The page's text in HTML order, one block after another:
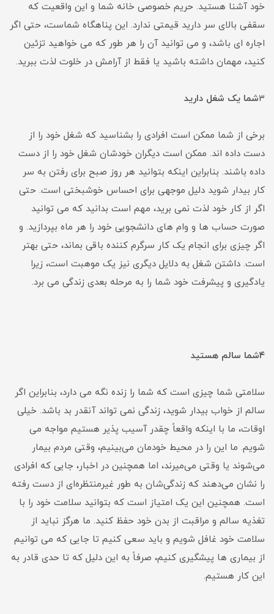
خود آشنا هستید. حریم خصوصی خانه شما و این واقعیت که
سقفی بالای سر دارید قیمتی ندارد. این پناهگاه شماست، حتی اگر
اجاره ای باشد، و می توانید آن را هر طور که می خواهید تزئین
کنید، مهمان داشته باشید یا فقط از آرامش در خلوت لذت ببرید.
۳شما یک شغل دارید
برخی از شما ممکن است افرادی را بشناسید که شغل خود را از
دست داده اند. ممکن است دیگران خودشان شغل خود را از دست
داده باشند. بنابراین اینکه بتوانید هر روز صبح برای رفتن به سر
کار بیدار شوید دلیل موجهی برای احساس خوشبختی است. حتی
اگر از کار خود لذت نمی برید، مهم است بدانید که می توانید
صورت حساب ها و وام های دانشجویی خود را هر ماه بپردازید. و
اگر چیزی برای انجام یک کار سرگرم کننده باقی بماند، حتی بهتر
است. داشتن شغل به دلایل دیگری نیز یک موهبت است، زیرا
یادگیری و پیشرفت خود شما را به مرحله بعدی زندگی می برد.
۴شما سالم هستید
سلامتی شما چیزی است که شما را زنده نگه می دارد، بنابراین اگر
سالم از خواب بیدار شوید، زندگی نمی تواند آنقدر بد باشد. خیلی
اوقات، ما با اینکه واقعاً چقدر آسیب پذیر هستیم مواجه می
شویم. ما این را در محیط خودمان می‌بینیم، وقتی مردم بیمار
می‌شوند یا وقتی می‌میرند، اما همچنین در اخبار، جایی که افرادی
را نشان می‌دهند که زندگی‌شان به طور غیرمنتظره‌ای از دست رفته
است. همچنین این یک امتیاز است که بتوانید سلامت خود را با
تغذیه سالم و مراقبت از بدن خود حفظ کنید. ما هرگز نباید از
سلامت خود غافل شویم و باید سعی کنیم تا جایی که می توانیم
از بیماری ها پیشگیری کنیم، صرفاً به این دلیل که تا حدی قادر به
این کار هستیم.